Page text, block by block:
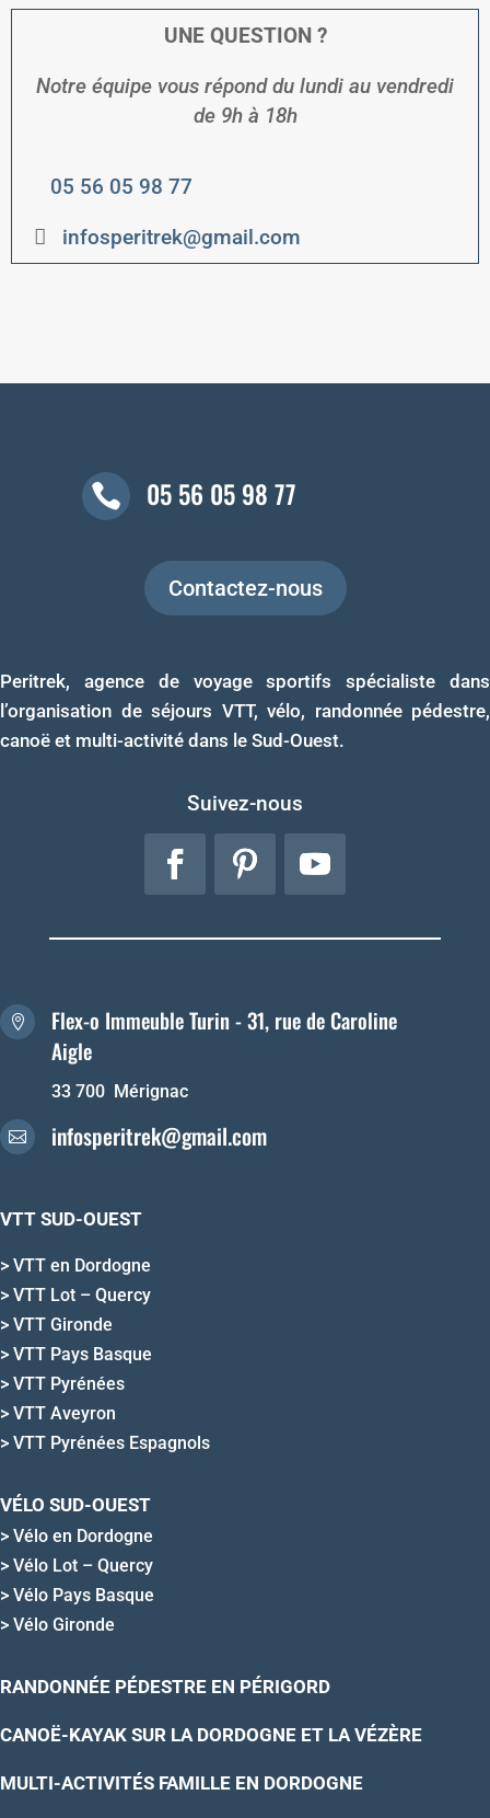
UNE QUESTION ?
Notre équipe vous répond du lundi au vendredi
de 9h à 18h
05 56 05 98 77
infosperitrek@gmail.com
 05 56 05 98 77
Contactez-nous
Peritrek, agence de voyage sportifs spécialiste dans
l’organisation de séjours VTT, vélo, randonnée pédestre,
canoë et multi-activité dans le Sud-Ouest.
Suivez-nous

Flex-o Immeuble Turin - 31, rue de Caroline
Aigle
33 700 Mérignac
 infosperitrek@gmail.com
VTT SUD-OUEST
> VTT en Dordogne
> VTT Lot – Quercy
> VTT Gironde
> VTT Pays Basque
> VTT Pyrénées
> VTT Aveyron
> VTT Pyrénées Espagnols
VÉLO SUD-OUEST
> Vélo en Dordogne
> Vélo Lot – Quercy
> Vélo Pays Basque
> Vélo Gironde
RANDONNÉE PÉDESTRE EN PÉRIGORD
CANOË-KAYAK SUR LA DORDOGNE ET LA VÉZÈRE
MULTI-ACTIVITÉS FAMILLE EN DORDOGNE